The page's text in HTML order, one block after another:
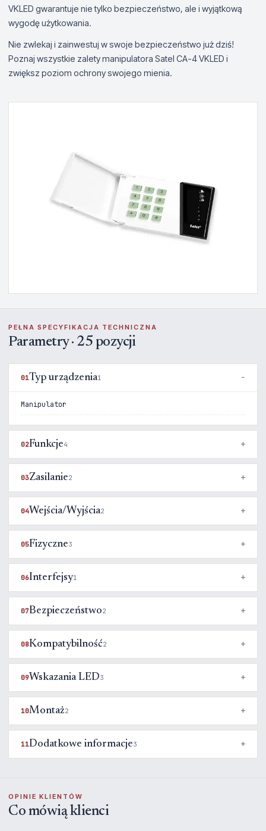
VKLED gwarantuje nie tylko bezpieczeństwo, ale i wyjątkową
wygodę użytkowania.
Nie zwlekaj i zainwestuj w swoje bezpieczeństwo już dziś!
Poznaj wszystkie zalety manipulatora Satel CA-4 VKLED i
zwiększ poziom ochrony swojego mienia.
PEŁNA SPECYFIKACJA TECHNICZNA
Parametry · 25 pozycji
01Typ urządzenia1
Manipulator
02Funkcje4
03Zasilanie2
04Wejścia/Wyjścia2
05Fizyczne3
06Interfejsy1
07Bezpieczeństwo2
08Kompatybilność2
09Wskazania LED3
10Montaż2
11Dodatkowe informacje3
OPINIE KLIENTÓW
Co mówią klienci